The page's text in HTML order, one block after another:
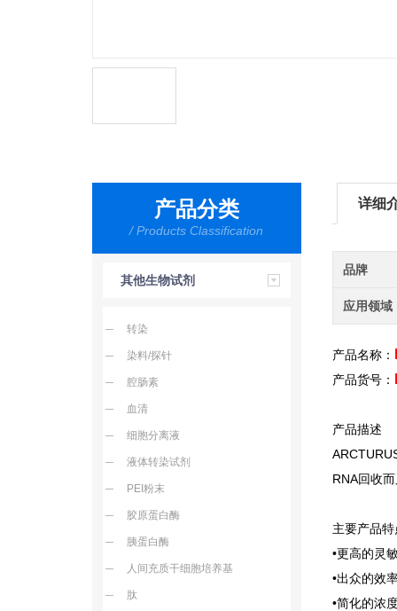
产品分类
/ Products Classification
其他生物试剂
转染
染料/探针
腔肠素
血清
细胞分离液
液体转染试剂
PEI粉末
胶原蛋白酶
胰蛋白酶
人间充质干细胞培养基
肽
详细
品牌
应用领域
产品名称：
产品货号：
产品描述
RNA回收
主要产品
•更高的灵
•出众的效
•简化的浓